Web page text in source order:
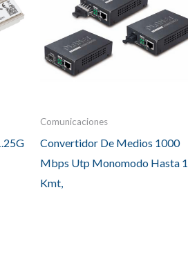
Comunicaciones
Convertidor De Medios 1000
Mbps Utp Monomodo Hasta
Kmt,